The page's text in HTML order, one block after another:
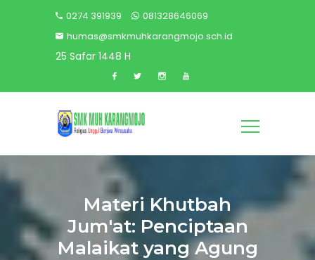
0274 391939
081328646069
humas@smkmuhkarangmojo.sch.id
25 Safar 1448 H
Materi Khutbah
Jum'at: Penciptaan
Malaikat yang Agung